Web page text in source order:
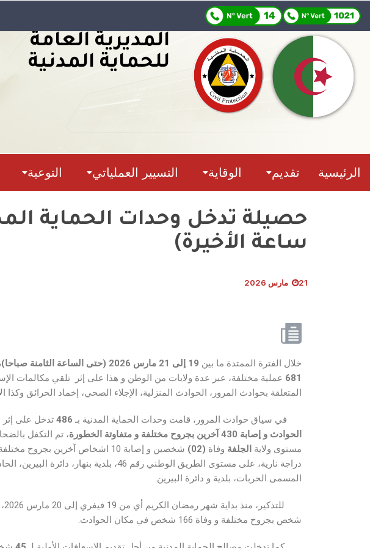
المديرية العامة
للحماية المدنية
الرئيسية تقديم الوقاية التسيير العملياتي التوعية
ساعة الأخيرة)
21 مارس 2026
خلال الفترة الممتدة ما بين 19 إلى 21 مارس 2026 ( حتى الساعة الثامنة صباحا)
681 عملية مختلفة، عبر عدة ولايات من الوطن و هذا على إثر تلقي مكالمات
المتعلقة بحوادث المرور، الحوادث المنزلية، الإجلاء الصحي، إخماد الحرائق وكذا
في سياق حوادث المرور، قامت وحدات الحماية المدنية بـ 486 تدخل على
الحوادث و إصابة 430 آخرين بجروح مختلفة و متفاوتة الخطورة، تم التكفل
مستوى ولاية الجلفة وفاة (02)
المسمى الحربات، بلدية و دائرة البيرين.
شخص بجروح مختلفة و وفاة 166 شخص في مكان الحوادث.